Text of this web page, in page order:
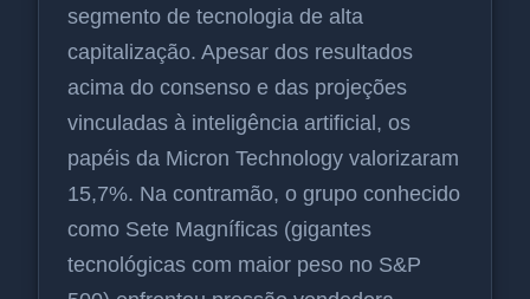
segmento de tecnologia de alta
capitalização. Apesar dos resultados
acima do consenso e das projeções
vinculadas à inteligência artificial, os
papéis da Micron Technology valorizaram
15,7%. Na contramão, o grupo conhecido
como Sete Magníficas (gigantes
tecnológicas com maior peso no S&P